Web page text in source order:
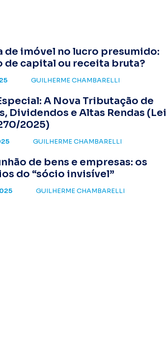
de imóvel no lucro presumido:
de capital ou receita bruta?
GUILHERME CHAMBARELLI
A Nova Tributação de
Dividendos e Altas Rendas (Lei
2025)
GUILHERME CHAMBARELLI
de bens e empresas: os
do “sócio invisível”
GUILHERME CHAMBARELLI